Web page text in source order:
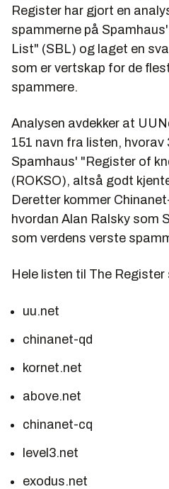
Register har gjort en
spammerne på
List" (SBL) og laget en
som er vertskap for de
spammere.
Analysen avdekker at
151 navn fra listen, hvorav
Spamhaus' "Register of
(ROKSO), altså godt
Deretter kommer
hvordan Alan Ralsky som
som verdens verste
Hele listen til The Register
uu.net
chinanet-qd
kornet.net
above.net
chinanet-cq
level3.net
exodus.net